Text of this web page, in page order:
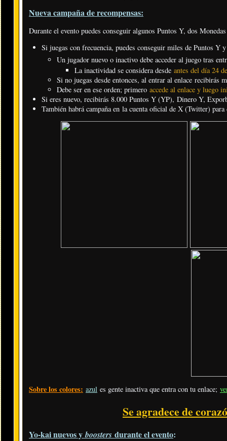
Nueva campaña de recompensas:
Durante el evento puedes conseguir algunos Puntos Y, dos
Si juegas con frecuencia, puedes conseguir miles de Puntos
Un jugador nuevo o inactivo debe acceder al juego tras
La inactividad se considera desde antes del día 24
Si no juegas desde entonces, al entrar al enlace recibirás
Debe ser en ese orden; primero accede al enlace y luego
Si eres nuevo, recibirás 8.000 Puntos Y (YP), Dinero Y,
También habrá campaña en la cuenta oficial de X (Twitter)
Sobre los colores: azul es gente inactiva que entra con tu enlace;
Se agradece de
Yo-kai nuevos yboosters durante el evento: